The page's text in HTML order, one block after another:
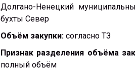
Долгано-Ненецкий
бухты Север
Объём закупки: согласно ТЗ
Признак разделения объёма
полный объём